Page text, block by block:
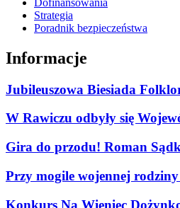
Dofinansowania
Strategia
Poradnik bezpieczeństwa
Informacje
Jubileuszowa Biesiada
W Rawiczu odbyły się
Gira do przodu! Roman
Przy mogile wojennej
Konkurs Na Wieniec